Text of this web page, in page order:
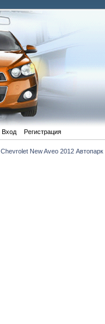
Вход Регистрация
Chevrolet New Aveo 2012 Автопарк